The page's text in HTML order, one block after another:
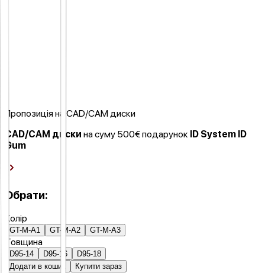
Пропозиція на CAD/CAM диски
CAD/CAM диски на суму 500€ подарунок ID System ID
Gum
Обрати:
Колір
GT-M-A1 GT-M-A2 GT-M-A3
Товщина
D95-14 D95-16
D95-18
Додати в кошик
Купити зараз